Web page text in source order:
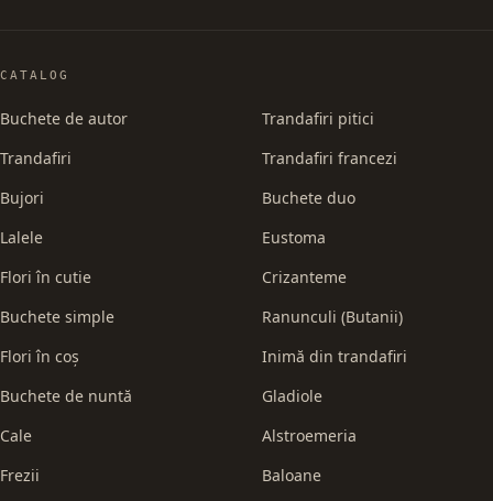
CATALOG
Buchete de autor
Trandafiri
Bujori
Lalele
Flori în cutie
Buchete simple
Flori în coș
Buchete de nuntă
Cale
Frezii
Trandafiri pitici
Trandafiri francezi
Buchete duo
Eustoma
Crizanteme
Ranunculi (Butanii)
Inimă din trandafiri
Gladiole
Alstroemeria
Baloane